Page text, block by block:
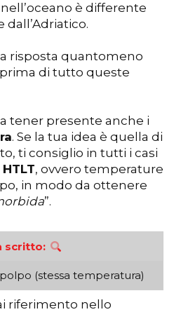
è differente
risposta quantomeno
di tutto queste
tener presente anche i
. Se la tua idea è quella di
ti consiglio in tutti i casi
HTLT, ovvero temperature
in modo da ottenere
”.
scritto:
(stessa temperatura)
riferimento nello